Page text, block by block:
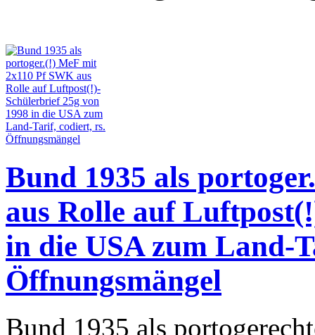
Bund 1935 als
aus Rolle auf
in die USA zum Land-
Öffnungsmängel
Bund 1935 als